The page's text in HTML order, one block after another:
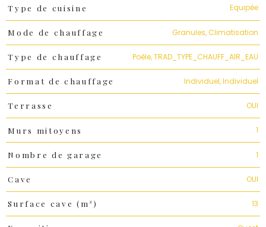
Type de cuisine Equipée
Mode de chauffage Granules, Climatisation
Type de chauffage Poêle, TRAD_TYPE_CHAUFF_AIR_EAU
Format de chauffage Individuel, Individuel
Terrasse OUI
Murs mitoyens 1
Nombre de garage 1
Cave OUI
Surface cave (m²) 13